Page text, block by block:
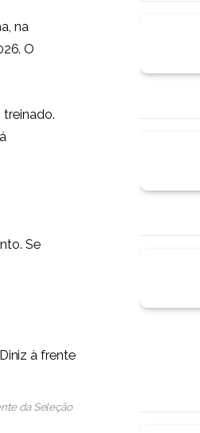
na
O
treinado.
Se
da Seleção